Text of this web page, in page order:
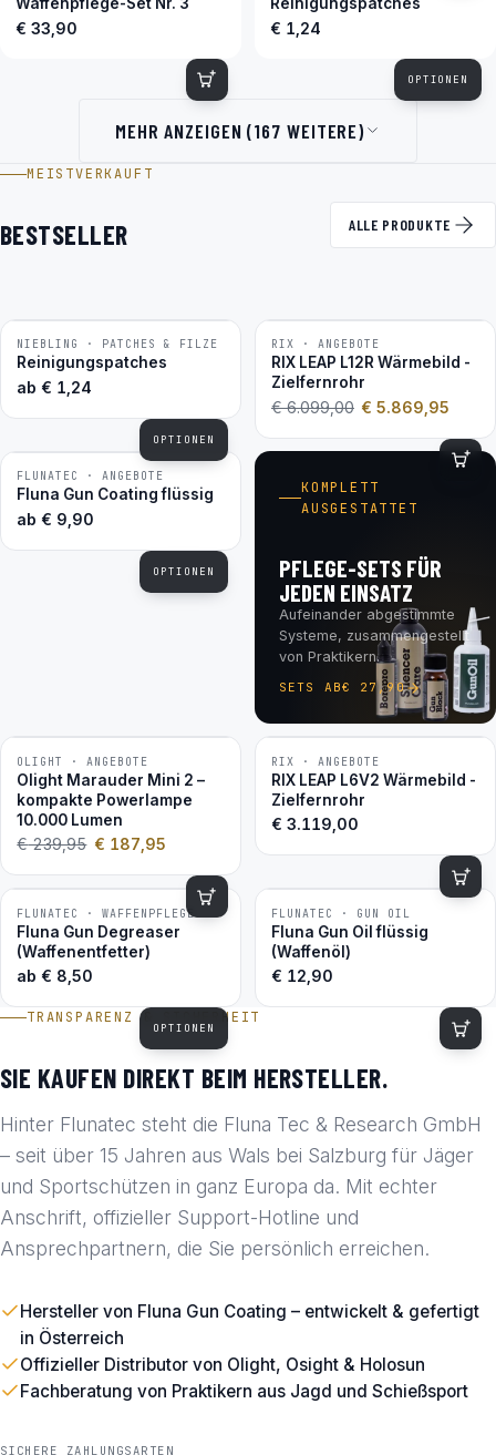
€ 33,90 € 1,24
OPTIONEN
MEHR ANZEIGEN (167 WEITERE)
MEISTVERKAUFT
BESTSELLER ALLE PRODUKTE
BESTSELLER
NIEBLING · PATCHES & FILZE
Reinigungspatches
ab € 1,24
OPTIONEN
−4 %
RIX · ANGEBOTE
RIX LEAP L12R Wärmebild -
Zielfernrohr
€6.099,00 € 5.869,95
BESTSELLER
FLUNATEC · ANGEBOTE
Fluna Gun Coating flüssig
ab € 9,90
OPTIONEN
KOMPLETT
AUSGESTATTET
PFLEGE-SETS FÜR
JEDEN EINSATZ
Aufeinander abgestimmte
Systeme, zusammengestellt
von Praktikern.
SETS AB€ 27,90
−22 %
OLIGHT · ANGEBOTE
Olight Marauder Mini 2 –
kompakte Powerlampe
10.000 Lumen
€239,95 € 187,95
RIX · ANGEBOTE
RIX LEAP L6V2 Wärmebild -
Zielfernrohr
€ 3.119,00
BESTSELLER
FLUNATEC · WAFFENPFLEGE
Fluna Gun Degreaser
(Waffenentfetter)
ab € 8,50
OPTIONEN
BESTSELLER
FLUNATEC · GUN OIL
Fluna Gun Oil flüssig
(Waffenöl)
€ 12,90
TRANSPARENZ & SICHERHEIT
SIE KAUFEN DIREKT BEIM HERSTELLER.
Hinter Flunatec steht die Fluna Tec & Research GmbH
– seit über 15 Jahren aus Wals bei Salzburg für Jäger
und Sportschützen in ganz Europa da. Mit echter
Anschrift, offizieller Support-Hotline und
Ansprechpartnern, die Sie persönlich erreichen.
Hersteller von Fluna Gun Coating – entwickelt & gefertigt
in Österreich
Offizieller Distributor von Olight, Osight & Holosun
Fachberatung von Praktikern aus Jagd und Schießsport
SICHERE ZAHLUNGSARTEN